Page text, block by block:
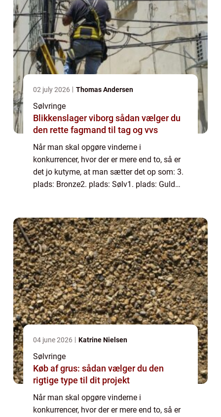
02 july 2026 Thomas Andersen
Sølvringe
Blikkenslager viborg sådan vælger du
den rette fagmand til tag og vvs
Når man skal opgøre vinderne i
konkurrencer, hvor der er mere end to, så er
det jo kutyme, at man sætter det op som: 3.
plads: Bronze2. plads: Sølv1. plads: Guld
and...
04 june 2026 Katrine Nielsen
Sølvringe
Køb af grus: sådan vælger du den
rigtige type til dit projekt
Når man skal opgøre vinderne i
konkurrencer, hvor der er mere end to, så er